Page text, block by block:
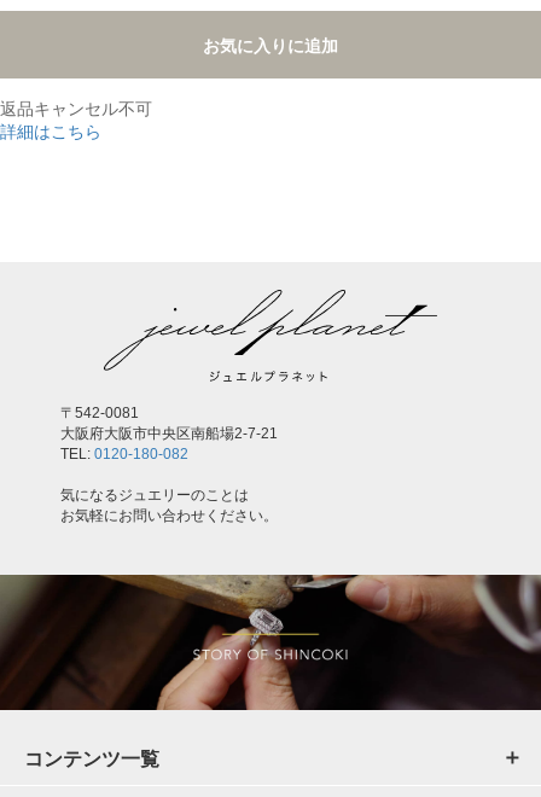
お気に入りに追加
返品キャンセル不可
詳細はこちら
〒542-0081
大阪府大阪市中央区南船場2-7-21
TEL: 0120-180-082
気になるジュエリーのことは
お気軽にお問い合わせください。
コンテンツ一覧